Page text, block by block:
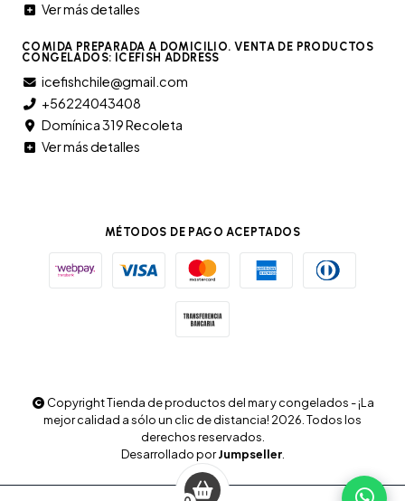
Ver más detalles
COMIDA PREPARADA A DOMICILIO. VENTA DE PRODUCTOS
CONGELADOS: ICEFISH ADDRESS
icefishchile@gmail.com
+56224043408
Domínica 319 Recoleta
Ver más detalles
MÉTODOS DE PAGO ACEPTADOS
Copyright Tienda de productos del mar y congelados - ¡La
mejor calidad a sólo un clic de distancia! 2026. Todos los
derechos reservados.
Desarrollado porJumpseller.